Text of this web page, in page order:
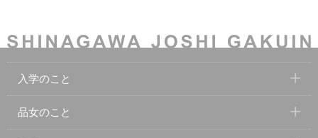
入学のこと
品女のこと